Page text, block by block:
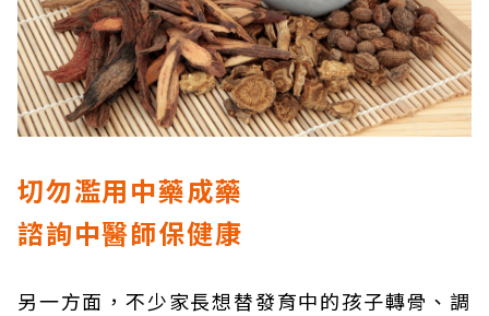
切勿濫用中藥成藥
諮詢中醫師保健康
另一方面，不少家長想替發育中的孩子轉骨、調